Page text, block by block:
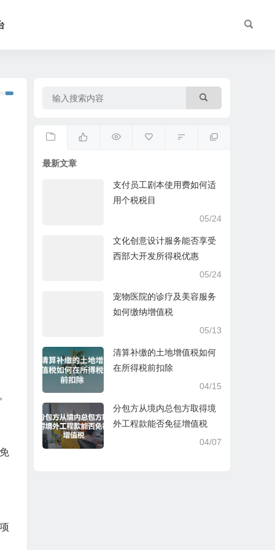
最新文章
支付员工剧本使用费如何适
用个税税目
05/24
文化创意设计服务能否享受
西部大开发所得税优惠
05/24
宠物医院的诊疗及美容服务
如何缴纳增值税
05/13
清算补缴的土地增值税如何
在所得税前扣除
04/15
分包方从境内总包方取得境
外工程款能否免征增值税
04/07